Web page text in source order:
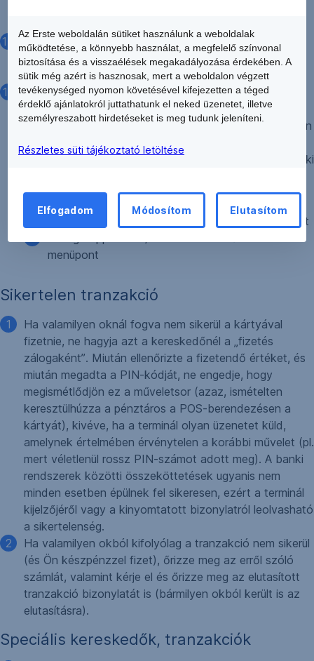
Vigyázzon, hogy értékei a kártyával történő vásárlás
során is biztonságban legyenek. Táskája ne legyen
nyitva, pénztárcáját ne hagyja őrizetlenül!
Javasoljuk Őrszem Kártya figyelő szolgáltatásunk
igénybe vételét, melynek köszönhetően értesítést kap
a kártyájával végzett tranzakciókról, abban az esetben
is, ha az sikertelen volt. Amennyiben még nem
rendelkezik ezen szolgáltatással, igényelje Internetbanki
szolgáltatásunkban:
George Web: Fogaskerék ikon / Őrszem menüpont
menüpont
Sikertelen tranzakció
Ha valamilyen oknál fogva nem sikerül a kártyával
fizetnie, ne hagyja azt a kereskedőnél a „fizetés
zálogaként”. Miután ellenőrizte a fizetendő értéket, és
miután megadta a PIN-kódját, ne engedje, hogy
megismétlődjön ez a műveletsor (azaz, ismételten
keresztülhúzza a pénztáros a POS-berendezésen a
kártyát), kivéve, ha a terminál olyan üzenetet küld,
amelynek értelmében érvénytelen a korábbi művelet (pl.
mert véletlenül rossz PIN-számot adott meg). A banki
rendszerek közötti összeköttetések ugyanis nem
minden esetben épülnek fel sikeresen, ezért a terminál
kijelzőjéről vagy a kinyomtatott bizonylatról leolvasható
a sikertelenség.
Ha valamilyen okból kifolyólag a tranzakció nem sikerül
(és Ön készpénzzel fizet), őrizze meg az erről szóló
számlát, valamint kérje el és őrizze meg az elutasított
tranzakció bizonylatát is (bármilyen okból került is az
elutasításra).
Speciális kereskedők, tranzakciók
Az Erste weboldalán sütiket használunk a weboldalak
működtetése, a könnyebb használat, a megfelelő színvonal
biztosítása és a visszaélések megakadályozása érdekében. A
sütik még azért is hasznosak, mert a weboldalon végzett
tevékenységed nyomon követésével kifejezetten a téged
érdeklő ajánlatokról juttathatunk el neked üzenetet, illetve
személyreszabott hirdetéseket is meg tudunk jeleníteni.
Részletes süti tájékoztató letöltése
Elfogadom Módosítom Elutasítom